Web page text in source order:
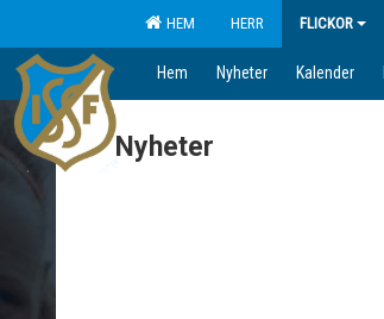
HEM HERR FLICKOR
Hem Nyheter Kalender
Nyheter